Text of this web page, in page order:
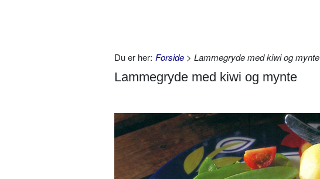
Du er her: Forside > Lammegryde med kiwi og mynte
Lammegryde med kiwi og mynte